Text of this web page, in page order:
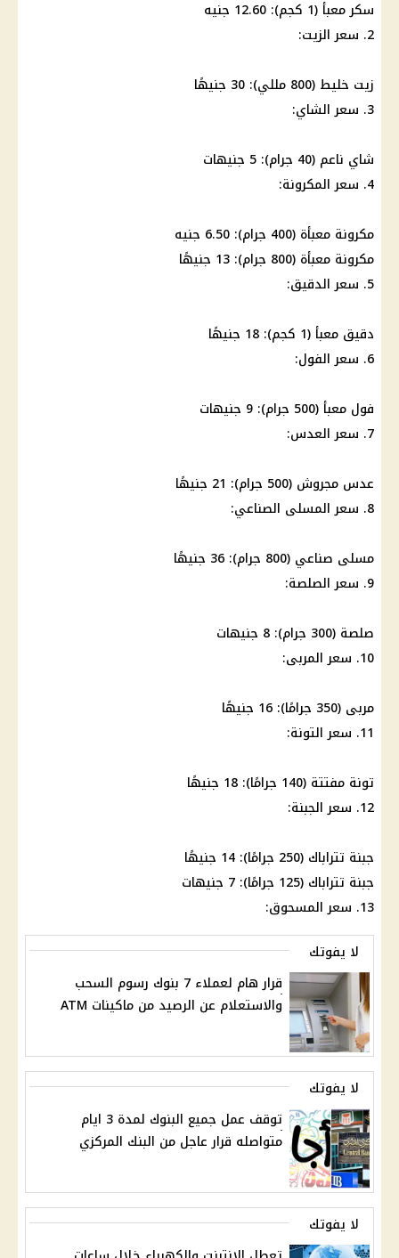
سكر معبأ (1 كجم): 12.60 جنيه
2. سعر الزيت:
زيت خليط (800 مللي): 30 جنيهًا
3. سعر الشاي:
شاي ناعم (40 جرام): 5 جنيهات
4. سعر المكرونة:
مكرونة معبأة (400 جرام): 6.50 جنيه
مكرونة معبأة (800 جرام): 13 جنيهًا
5. سعر الدقيق:
دقيق معبأ (1 كجم): 18 جنيهًا
6. سعر الفول:
فول معبأ (500 جرام): 9 جنيهات
7. سعر العدس:
عدس مجروش (500 جرام): 21 جنيهًا
8. سعر المسلى الصناعي:
مسلى صناعي (800 جرام): 36 جنيهًا
9. سعر الصلصة:
صلصة (300 جرام): 8 جنيهات
10. سعر المربى:
مربى (350 جرامًا): 16 جنيهًا
11. سعر التونة:
تونة مفتتة (140 جرامًا): 18 جنيهًا
12. سعر الجبنة:
جبنة تتراباك (250 جرامًا): 14 جنيهًا
جبنة تتراباك (125 جرامًا): 7 جنيهات
13. سعر المسحوق:
لا يفوتك
قرار هام لعملاء 7 بنوك رسوم السحب
والاستعلام عن الرصيد من ماكينات ATM
لا يفوتك
توقف عمل جميع البنوك لمدة 3 ايام
متواصله قرار عاجل من البنك المركزي
لا يفوتك